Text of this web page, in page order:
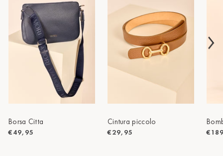
Tulln
Tuttlingen
Wien Hietzing (13.Bez.)
Zwettl
Borsa Citta
€49,95
Cintura piccolo
€29,95